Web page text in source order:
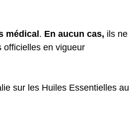
médical . En aucun cas, ils ne
officielles en vigueur
sur les Huiles Essentielles au